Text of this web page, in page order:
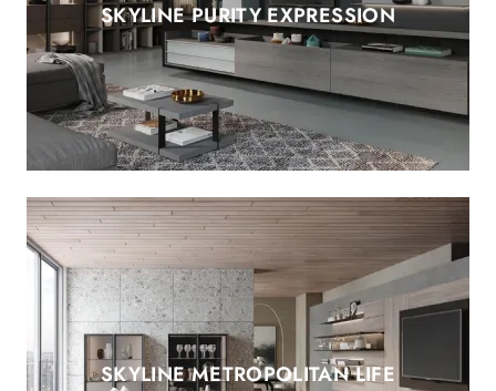
SKYLINE PURITY EXPRESSION
SKYLINE METROPOLITAN LIFE